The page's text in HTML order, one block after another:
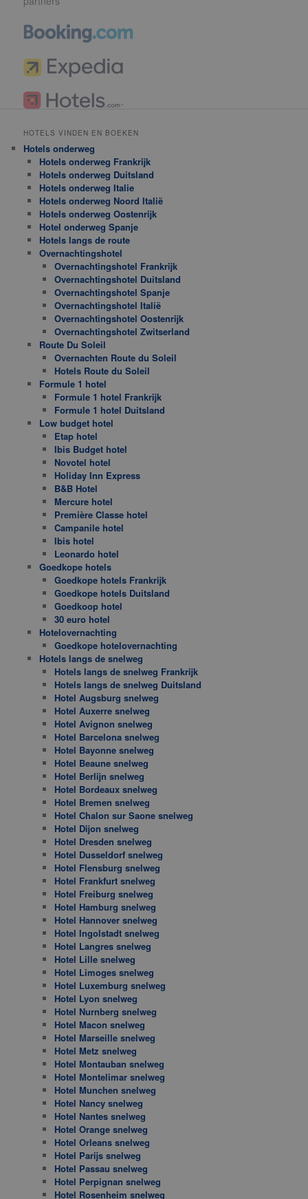
HOTELS VINDEN EN BOEKEN
Hotels onderweg
Hotels onderweg Frankrijk
Hotels onderweg Duitsland
Hotels onderweg Italie
Hotels onderweg Noord Italië
Hotels onderweg Oostenrijk
Hotel onderweg Spanje
Hotels langs de route
Overnachtingshotel
Overnachtingshotel Frankrijk
Overnachtingshotel Duitsland
Overnachtingshotel Spanje
Overnachtingshotel Italië
Overnachtingshotel Oostenrijk
Overnachtingshotel Zwitserland
Route Du Soleil
Overnachten Route du Soleil
Hotels Route du Soleil
Formule 1 hotel
Formule 1 hotel Frankrijk
Formule 1 hotel Duitsland
Low budget hotel
Etap hotel
Ibis Budget hotel
Novotel hotel
Holiday Inn Express
B&B Hotel
Mercure hotel
Première Classe hotel
Campanile hotel
Ibis hotel
Leonardo hotel
Goedkope hotels
Goedkope hotels Frankrijk
Goedkope hotels Duitsland
Goedkoop hotel
30 euro hotel
Hotelovernachting
Goedkope hotelovernachting
Hotels langs de snelweg
Hotels langs de snelweg Frankrijk
Hotels langs de snelweg Duitsland
Hotel Augsburg snelweg
Hotel Auxerre snelweg
Hotel Avignon snelweg
Hotel Barcelona snelweg
Hotel Bayonne snelweg
Hotel Beaune snelweg
Hotel Berlijn snelweg
Hotel Bordeaux snelweg
Hotel Bremen snelweg
Hotel Chalon sur Saone snelweg
Hotel Dijon snelweg
Hotel Dresden snelweg
Hotel Dusseldorf snelweg
Hotel Flensburg snelweg
Hotel Frankfurt snelweg
Hotel Freiburg snelweg
Hotel Hamburg snelweg
Hotel Hannover snelweg
Hotel Ingolstadt snelweg
Hotel Langres snelweg
Hotel Lille snelweg
Hotel Limoges snelweg
Hotel Luxemburg snelweg
Hotel Lyon snelweg
Hotel Nurnberg snelweg
Hotel Macon snelweg
Hotel Marseille snelweg
Hotel Metz snelweg
Hotel Montauban snelweg
Hotel Montelimar snelweg
Hotel Munchen snelweg
Hotel Nancy snelweg
Hotel Nantes snelweg
Hotel Orange snelweg
Hotel Orleans snelweg
Hotel Parijs snelweg
Hotel Passau snelweg
Hotel Perpignan snelweg
Hotel Rosenheim snelweg